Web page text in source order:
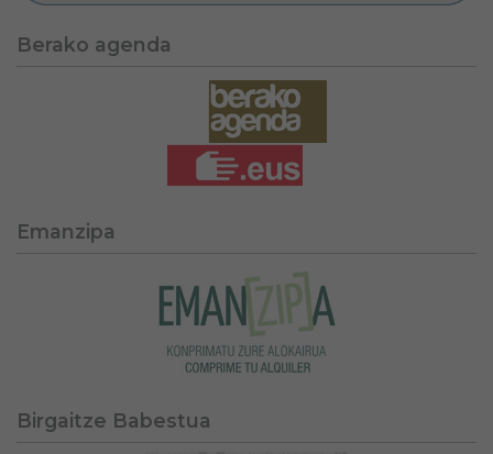
Berako agenda
Emanzipa
Birgaitze Babestua